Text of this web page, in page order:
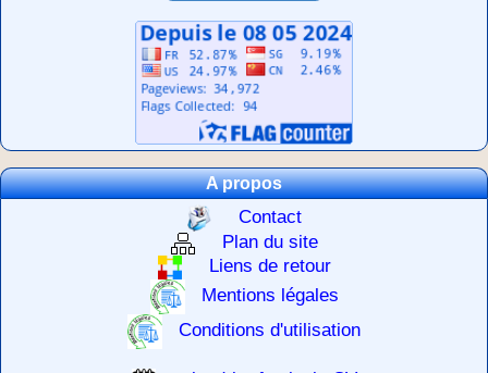
A propos
Contact
Plan du site
Liens de retour
Mentions légales
Conditions d'utilisation